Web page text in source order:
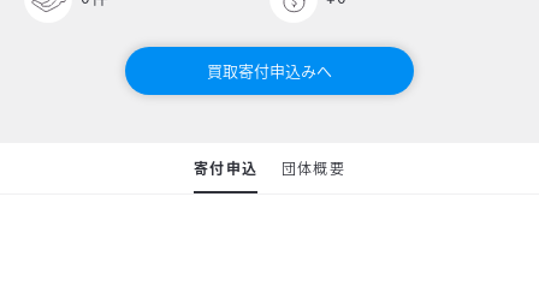
買取寄付申込みへ
寄付申込 団体概要